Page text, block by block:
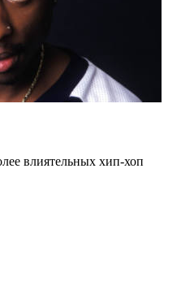
влиятельных хип-хоп